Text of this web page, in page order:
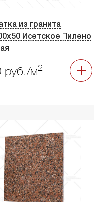
из гранита
Исетское Пилено
руб./м2